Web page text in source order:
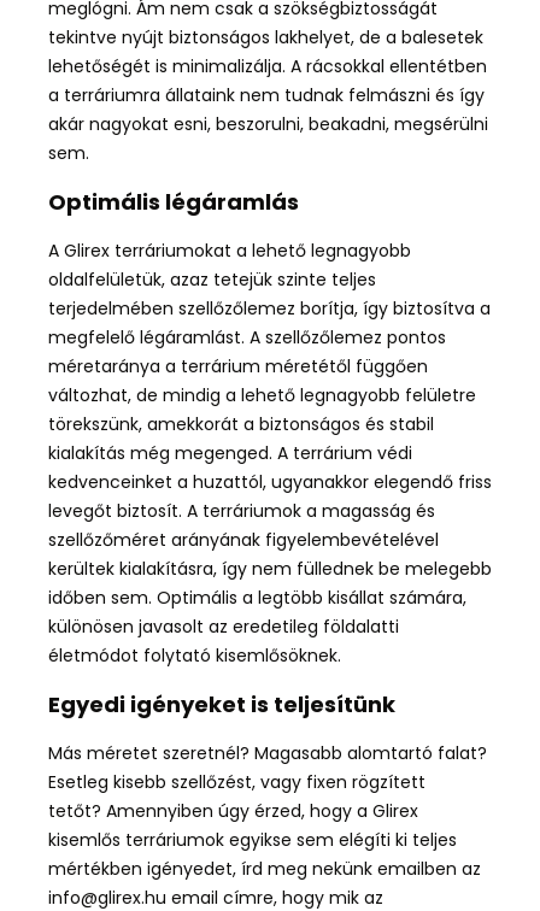
meglógni. Ám nem csak a szökségbiztosságát
tekintve nyújt biztonságos lakhelyet, de a balesetek
lehetőségét is minimalizálja. A rácsokkal ellentétben
a terráriumra állataink nem tudnak felmászni és így
akár nagyokat esni, beszorulni, beakadni, megsérülni
sem.
Optimális légáramlás
A Glirex terráriumokat a lehető legnagyobb
oldalfelületük, azaz tetejük szinte teljes
terjedelmében szellőzőlemez borítja, így biztosítva a
megfelelő légáramlást. A szellőzőlemez pontos
méretaránya a terrárium méretétől függően
változhat, de mindig a lehető legnagyobb felületre
törekszünk, amekkorát a biztonságos és stabil
kialakítás még megenged. A terrárium védi
kedvenceinket a huzattól, ugyanakkor elegendő friss
levegőt biztosít. A terráriumok a magasság és
szellőzőméret arányának figyelembevételével
kerültek kialakításra, így nem füllednek be melegebb
időben sem. Optimális a legtöbb kisállat számára,
különösen javasolt az eredetileg földalatti
életmódot folytató kisemlősöknek.
Egyedi igényeket is teljesítünk
Más méretet szeretnél? Magasabb alomtartó falat?
Esetleg kisebb szellőzést, vagy fixen rögzített
tetőt? Amennyiben úgy érzed, hogy a Glirex
kisemlős terráriumok egyikse sem elégíti ki teljes
mértékben igényedet, írd meg nekünk emailben az
info@glirex.hu email címre, hogy mik az